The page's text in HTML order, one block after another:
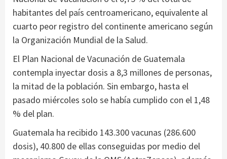
habitantes del país centroamericano, equivalente al
cuarto peor registro del continente americano según
la Organización Mundial de la Salud.
El Plan Nacional de Vacunación de Guatemala
contempla inyectar dosis a 8,3 millones de personas,
la mitad de la población. Sin embargo, hasta el
pasado miércoles solo se había cumplido con el 1,48
% del plan.
Guatemala ha recibido 143.300 vacunas (286.600
dosis), 40.800 de ellas conseguidas por medio del